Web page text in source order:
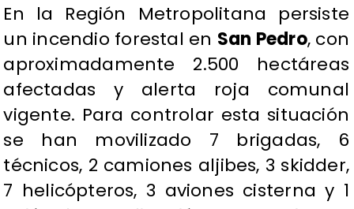
En la Región Metropolitana persiste
un incendio forestal en San Pedro, con
aproximadamente 2.500 hectáreas
afectadas y alerta roja comunal
vigente. Para controlar esta situación
se han movilizado 7 brigadas, 6
técnicos, 2 camiones aljibes, 3 skidder,
7 helicópteros, 3 aviones cisterna y 1